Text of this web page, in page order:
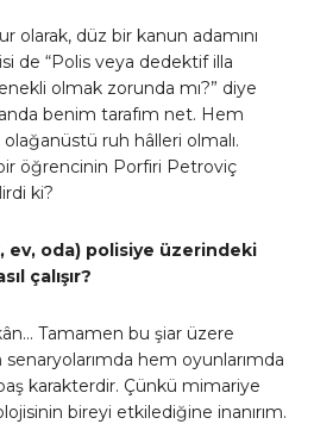
olarak, düz bir kanun adamını
de “Polis veya dedektif illa
olmak zorunda mı?” diye
benim tarafım net. Hem
ruh hâlleri olmalı.
öğrencinin Porfiri Petroviç
ki?
ev, oda) polisiye üzerindeki
çalışır?
Tamamen bu şiar üzere
hem oyunlarımda
karakterdir. Çünkü mimariye
bireyi etkilediğine inanırım.